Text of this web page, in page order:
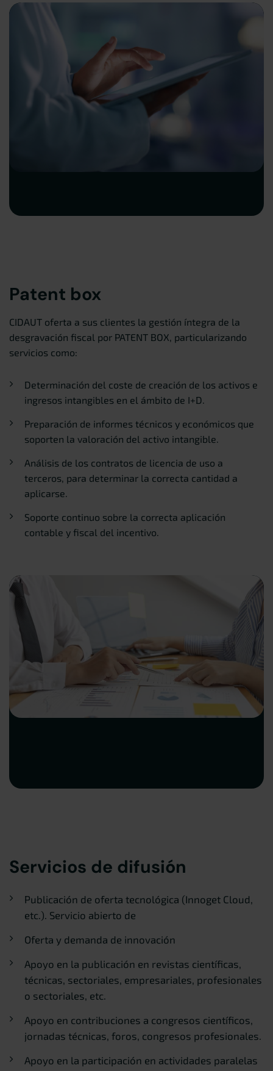
Patent box
CIDAUT oferta a sus clientes la gestión íntegra de la
desgravación fiscal por PATENT BOX, particularizando
servicios como:
Determinación del coste de creación de los activos e
ingresos intangibles en el ámbito de I+D.
Preparación de informes técnicos y económicos que
soporten la valoración del activo intangible.
Análisis de los contratos de licencia de uso a
terceros, para determinar la correcta cantidad a
aplicarse.
Soporte continuo sobre la correcta aplicación
contable y fiscal del incentivo.
Servicios de difusión
Publicación de oferta tecnológica (Innoget Cloud,
etc.). Servicio abierto de
Oferta y demanda de innovación
Apoyo en la publicación en revistas científicas,
técnicas, sectoriales, empresariales, profesionales
o sectoriales, etc.
Apoyo en contribuciones a congresos científicos,
jornadas técnicas, foros, congresos profesionales.
Apoyo en la participación en actividades paralelas